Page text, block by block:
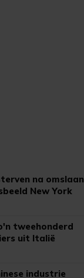
na omslaan
New York
tweehonderd
uit Italië
industrie